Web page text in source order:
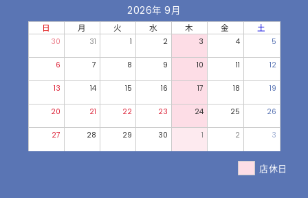
2026年 9月
日 月 火 水 木 金 土
30 31 1 2 3 4 5
6 7 8 9 10 11 12
13 14 15 16 17 18 19
20 21 22 23 24 25 26
27 28 29 30 1 2 3
店休日